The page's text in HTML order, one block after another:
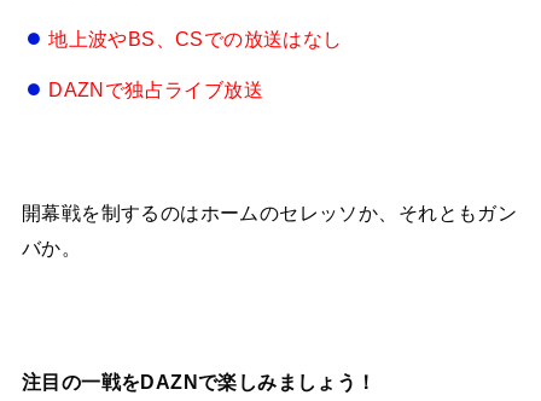
地上波やBS、CSでの放送はなし
DAZNで独占ライブ放送
開幕戦を制するのはホームのセレッソか、それともガン
バか。
注目の一戦をDAZNで楽しみましょう！